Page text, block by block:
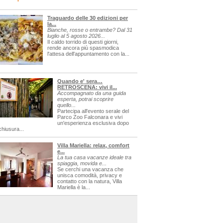
Traguardo delle 30 edizioni per
la...
Bianche, rosse o entrambe? Dal 31
luglio al 5 agosto 2026...
Il caldo torrido di questi giorni,
rende ancora più spasmodica
l'attesa dell'appuntamento con la...
Quando e' sera…
RETROSCENA: vivi il...
Accompagnato da una guida
esperta, potrai scoprire
quello...
Partecipa all'evento serale del
Parco Zoo Falconara e vivi
un'esperienza esclusiva dopo
Villa Mariella: relax, comfort
e...
La tua casa vacanze ideale tra
spiaggia, movida e...
Se cerchi una vacanza che
unisca comodità, privacy e
contatto con la natura, Villa
Mariella è la...